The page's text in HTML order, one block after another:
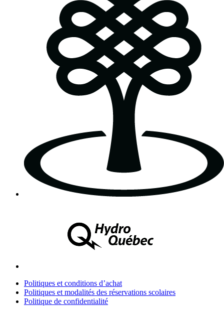
Politiques et conditions d’achat
Politiques et modalités des réservations scolaires
Politique de confidentialité